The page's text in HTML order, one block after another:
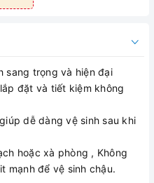
sang trọng và hiện đại
đặt và tiết kiệm không
dễ dàng vệ sinh sau khi
hoặc xà phòng , Không
mạnh để vệ sinh chậu.